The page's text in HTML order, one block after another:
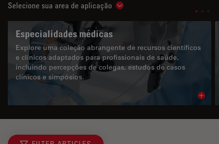
Selecione sua area de aplicação Show subnavigation
Especialidades médicas
Explore uma coleção abrangente de recursos científicos
e clínicos adaptados para profissionais de saúde,
incluindo percepções de colegas, estudos de casos
clínicos e simpósios.